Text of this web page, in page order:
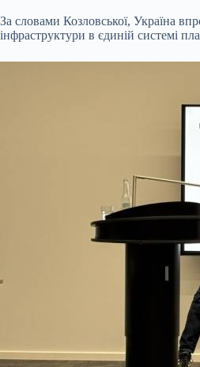
За словами Козловської, Україна
інфраструктури в єдиній системі